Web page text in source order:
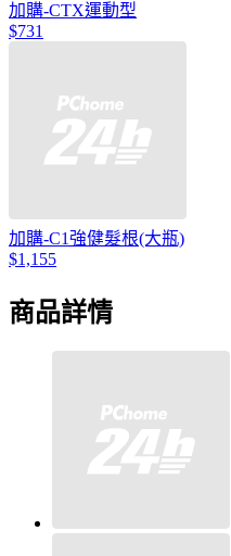
加購-CTX運動型
$731
加購-C1強健髮根(大瓶)
$1,155
商品詳情